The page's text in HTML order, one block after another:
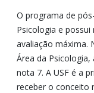
O programa de
Psicologia e possui
avaliação máxima.
Área da
nota 7. A USF é a
receber o conceito